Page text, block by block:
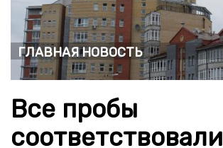
Главная новость
Все пробы
соответствовали